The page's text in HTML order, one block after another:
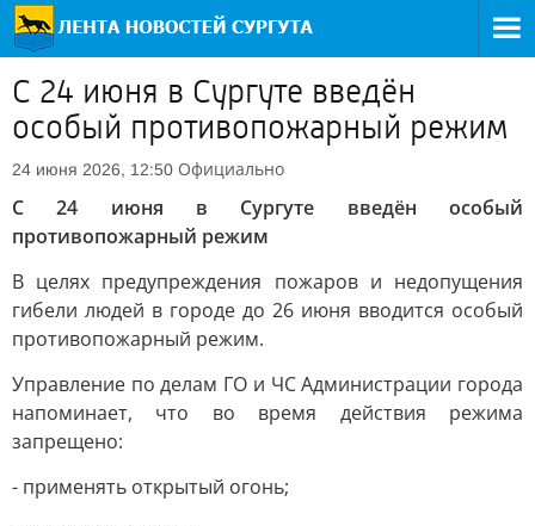
С 24 июня в Сургуте введён
особый противопожарный режим
24 июня 2026, 12:50 Официально
С 24 июня в Сургуте введён особый
противопожарный режим
В целях предупреждения пожаров и недопущения
гибели людей в городе до 26 июня вводится особый
противопожарный режим.
Управление по делам ГО и ЧС Администрации города
напоминает, что во время действия режима
запрещено:
- применять открытый огонь;